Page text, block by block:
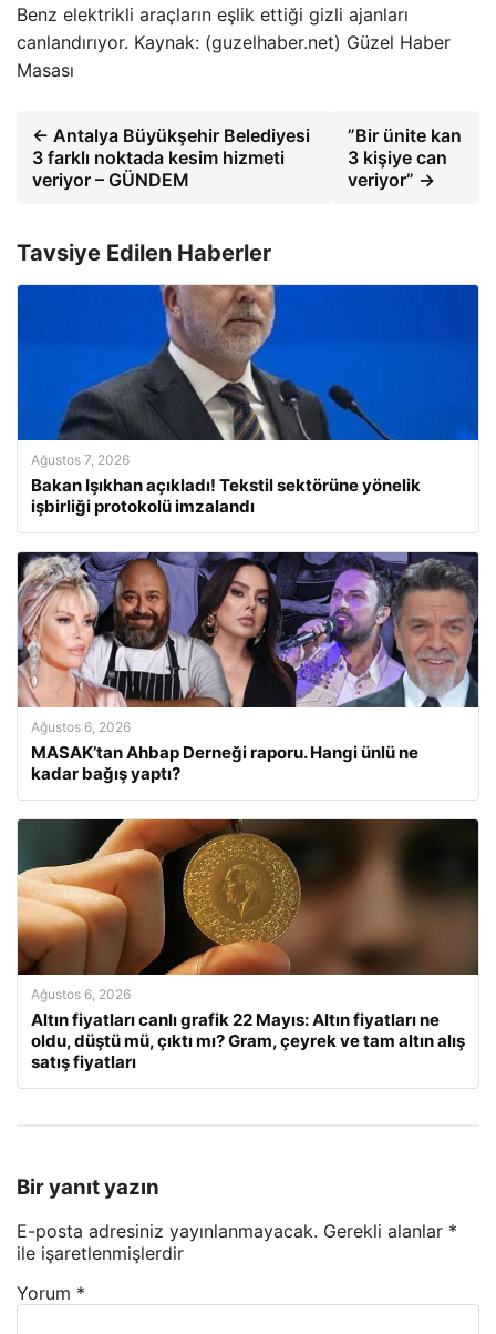
Benz elektrikli araçların eşlik ettiği gizli ajanları
canlandırıyor. Kaynak: (guzelhaber.net) Güzel Haber
Masası
← Antalya Büyükşehir Belediyesi
3 farklı noktada kesim hizmeti
veriyor – GÜNDEM
”Bir ünite kan
3 kişiye can
veriyor” →
Tavsiye Edilen Haberler
Ağustos 7, 2026
Bakan Işıkhan açıkladı! Tekstil sektörüne yönelik
işbirliği protokolü imzalandı
Ağustos 6, 2026
MASAK’tan Ahbap Derneği raporu. Hangi ünlü ne
kadar bağış yaptı?
Ağustos 6, 2026
Altın fiyatları canlı grafik 22 Mayıs: Altın fiyatları ne
oldu, düştü mü, çıktı mı? Gram, çeyrek ve tam altın alış
satış fiyatları
Bir yanıt yazın
E-posta adresiniz yayınlanmayacak. Gerekli alanlar *
ile işaretlenmişlerdir
Yorum *